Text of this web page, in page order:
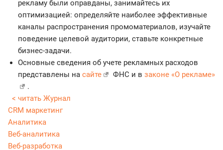
рекламу были оправданы, занимайтесь их
оптимизацией: определяйте наиболее эффективные
каналы распространения промоматериалов, изучайте
поведение целевой аудитории, ставьте конкретные
бизнес-задачи.
Основные сведения об учете рекламных расходов
представлены на сайте ФНС и в законе «О рекламе»
.
< читать Журнал
CRM маркетинг
Аналитика
Веб-аналитика
Веб-разработка